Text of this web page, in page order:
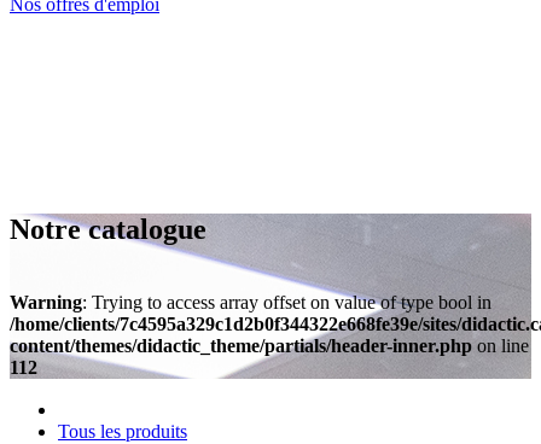
Notre catalogue
Warning: Trying to access array offset on value of type bool in
/home/clients/7c4595a329c1d2b0f344322e668fe39e/sites/
content/themes/didactic_theme/partials/header-inner.php on line
112
Tous les produits